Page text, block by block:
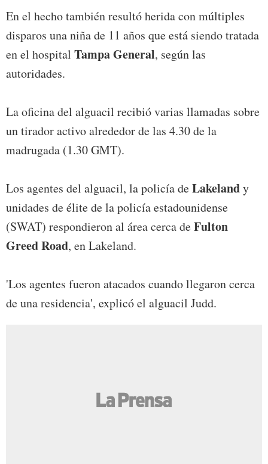
En el hecho también resultó herida con múltiples
disparos una niña de 11 años que está siendo tratada
en el hospital Tampa General, según las
autoridades.
La oficina del alguacil recibió varias llamadas sobre
un tirador activo alrededor de las 4.30 de la
madrugada (1.30 GMT).
Los agentes del alguacil, la policía deLakelandy
unidades de élite de la policía estadounidense
(SWAT) respondieron al área cerca deFulton
Greed Road, en Lakeland.
'Los agentes fueron atacados cuando llegaron cerca
de una residencia', explicó el alguacil Judd.